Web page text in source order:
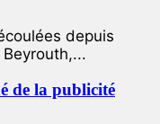
depuis
de la publicité